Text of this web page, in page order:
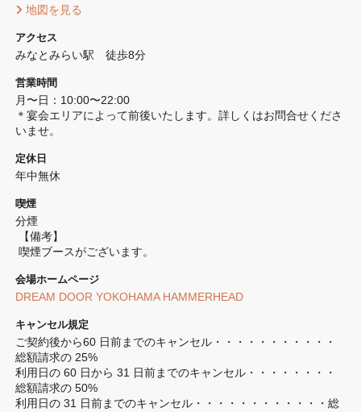
地図を見る
アクセス
みなとみらい駅　徒歩8分
営業時間
月〜日：10:00〜22:00
＊宴会エリアによって前後いたします。詳しくはお問合せくださ
いませ。
定休日
年中無休
喫煙
分煙
【備考】
喫煙ブースがございます。
会場ホームページ
DREAM DOOR YOKOHAMA HAMMERHEAD
キャンセル規定
ご契約後から60 日前までのキャンセル・・・・・・・・・・・
総額請求の 25%
利用日の 60 日から 31 日前までのキャンセル・・・・・・・・
総額請求の 50%
利用日の 31 日前までのキャンセル・・・・・・・・・・・・総